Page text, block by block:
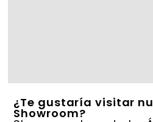
¿Te gustaría visitar
Showroom?